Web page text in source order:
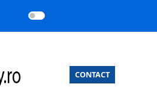
CONTACT